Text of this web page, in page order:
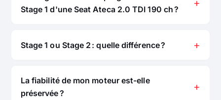
Stage 1 d'une Seat Ateca 2.0 TDI 190 ch ?
Stage 1 ou Stage 2 : quelle différence ?
La fiabilité de mon moteur est-elle
préservée ?